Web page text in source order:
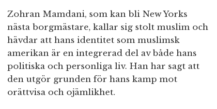
Zohran Mamdani, som kan bli New Yorks
nästa borgmästare, kallar sig stolt muslim och
hävdar att hans identitet som muslimsk
amerikan är en integrerad del av både hans
politiska och personliga liv. Han har sagt att
den utgör grunden för hans kamp mot
orättvisa och ojämlikhet.